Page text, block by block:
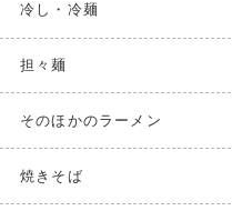
冷し・冷麺
担々麺
そのほかのラーメン
焼きそば